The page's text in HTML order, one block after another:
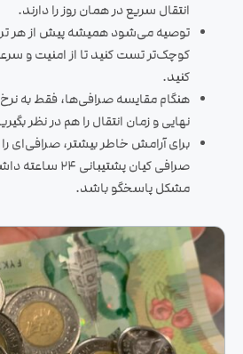
انتقال سریع در همان روز را دارند.
توصیه می‌شود همیشه پیش از هر
کوچک‌تر تست کنید تا از امنیت و
کنید.
هنگام مقایسه صرافی‌ها، فقط به نرخ
نهایی و زمان انتقال را هم در نظر
برای آرامش خاطر بیشتر، صرافی‌ای
صرافی کیان
مشکل پاسخگو باشد.